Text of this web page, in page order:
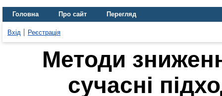
Головна Про сайт Перегляд
Вхід Реєстрація
Методи
сучасні